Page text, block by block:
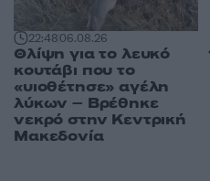
22:4806.08.26
Θλίψη για το λευκό
κουτάβι που το
«υιοθέτησε» αγέλη
λύκων – Βρέθηκε
νεκρό στην Κεντρική
Μακεδονία